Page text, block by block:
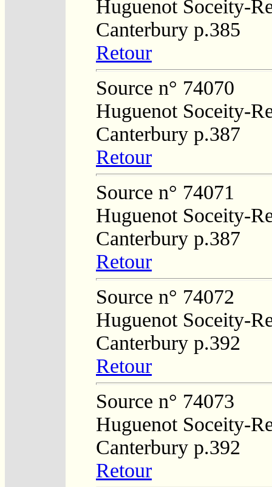
Huguenot Soceity-
Canterbury p.385
Retour
Source n° 74070
Huguenot Soceity-
Canterbury p.387
Retour
Source n° 74071
Huguenot Soceity-
Canterbury p.387
Retour
Source n° 74072
Huguenot Soceity-
Canterbury p.392
Retour
Source n° 74073
Huguenot Soceity-
Canterbury p.392
Retour